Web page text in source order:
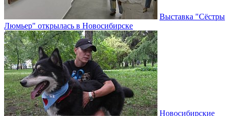
Выставка "Сёстры
Люмьер" открылась в Новосибирске
Новосибирские